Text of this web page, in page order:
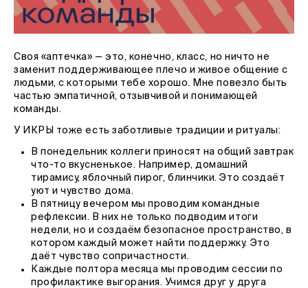
Своя «аптечка» — это, конечно, класс, но ничто не
заменит поддерживающее плечо и живое общение с
людьми, с которыми тебе хорошо. Мне повезло быть
частью эмпатичной, отзывчивой и понимающей
команды.
У ИКРЫ тоже есть заботливые традиции и ритуалы:
В понедельник коллеги приносят на общий завтрак
что-то вкусненькое. Например, домашний
тирамису, яблочный пирог, блинчики. Это создаёт
уют и чувство дома.
В пятницу вечером мы проводим командные
рефлексии. В них не только подводим итоги
недели, но и создаём безопасное пространство, в
котором каждый может найти поддержку. Это
даёт чувство сопричастности.
Каждые полтора месяца мы проводим сессии по
профилактике выгорания. Учимся друг у друга